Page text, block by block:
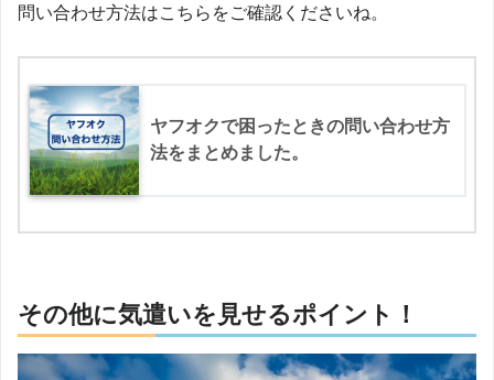
問い合わせ方法はこちらをご確認くださいね。
ヤフオクで困ったときの問い合わせ方
法をまとめました。
その他に気遣いを見せるポイント！